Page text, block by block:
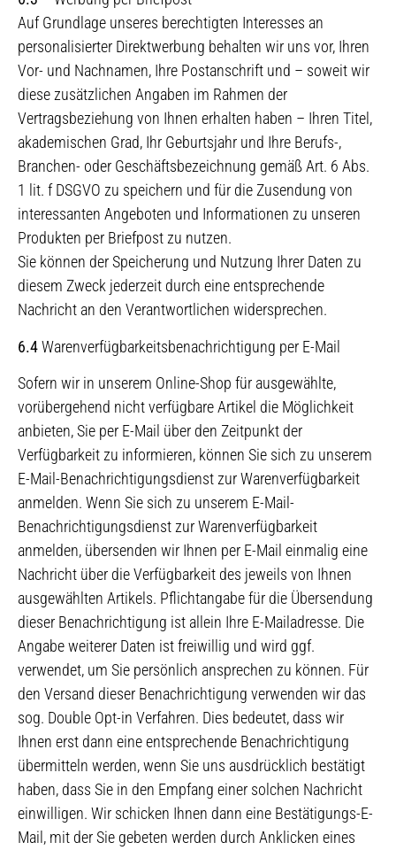
Auf Grundlage unseres berechtigten Interesses an
personalisierter Direktwerbung behalten wir uns vor, Ihren
Vor- und Nachnamen, Ihre Postanschrift und – soweit wir
diese zusätzlichen Angaben im Rahmen der
Vertragsbeziehung von Ihnen erhalten haben – Ihren Titel,
akademischen Grad, Ihr Geburtsjahr und Ihre Berufs-,
Branchen- oder Geschäftsbezeichnung gemäß Art. 6 Abs.
1 lit. f DSGVO zu speichern und für die Zusendung von
interessanten Angeboten und Informationen zu unseren
Produkten per Briefpost zu nutzen.
Sie können der Speicherung und Nutzung Ihrer Daten zu
diesem Zweck jederzeit durch eine entsprechende
Nachricht an den Verantwortlichen widersprechen.
6.4Warenverfügbarkeitsbenachrichtigung per E-Mail
Sofern wir in unserem Online-Shop für ausgewählte,
vorübergehend nicht verfügbare Artikel die Möglichkeit
anbieten, Sie per E-Mail über den Zeitpunkt der
Verfügbarkeit zu informieren, können Sie sich zu unserem
E-Mail-Benachrichtigungsdienst zur Warenverfügbarkeit
anmelden. Wenn Sie sich zu unserem E-Mail-
Benachrichtigungsdienst zur Warenverfügbarkeit
anmelden, übersenden wir Ihnen per E-Mail einmalig eine
Nachricht über die Verfügbarkeit des jeweils von Ihnen
ausgewählten Artikels. Pflichtangabe für die Übersendung
dieser Benachrichtigung ist allein Ihre E-Mailadresse. Die
Angabe weiterer Daten ist freiwillig und wird ggf.
verwendet, um Sie persönlich ansprechen zu können. Für
den Versand dieser Benachrichtigung verwenden wir das
sog. Double Opt-in Verfahren. Dies bedeutet, dass wir
Ihnen erst dann eine entsprechende Benachrichtigung
übermitteln werden, wenn Sie uns ausdrücklich bestätigt
haben, dass Sie in den Empfang einer solchen Nachricht
einwilligen. Wir schicken Ihnen dann eine Bestätigungs-E-
Mail, mit der Sie gebeten werden durch Anklicken eines